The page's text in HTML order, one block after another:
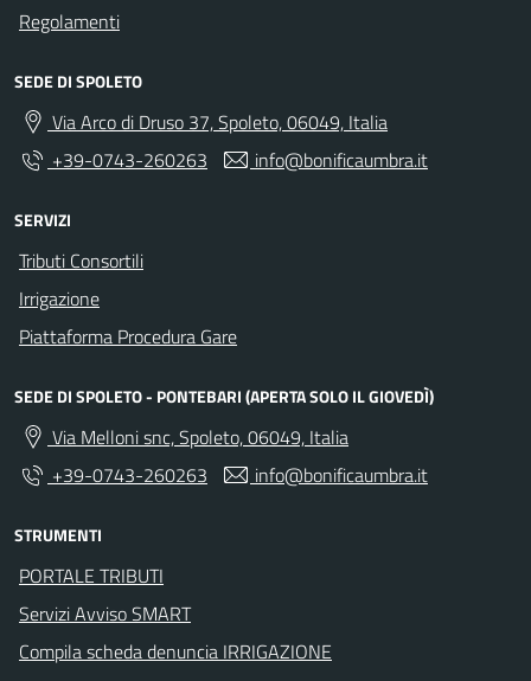
Regolamenti
SEDE DI SPOLETO
Via Arco di Druso 37, Spoleto, 06049, Italia
+39-0743-260263
info@bonificaumbra.it
SERVIZI
Tributi Consortili
Irrigazione
Piattaforma Procedura Gare
SEDE DI SPOLETO - PONTEBARI (APERTA SOLO IL GIOVEDÌ)
Via Melloni snc, Spoleto, 06049, Italia
+39-0743-260263
info@bonificaumbra.it
STRUMENTI
PORTALE TRIBUTI
Servizi Avviso SMART
Compila scheda denuncia IRRIGAZIONE